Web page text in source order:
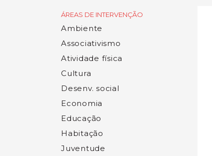
ÁREAS DE INTERVENÇÃO
Ambiente
Associativismo
Atividade física
Cultura
Desenv. social
Economia
Educação
Habitação
Juventude